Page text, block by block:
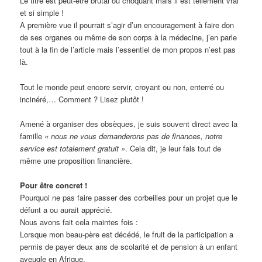
et si simple !
A première vue il pourrait s’agir d’un encouragement à faire don
de ses organes ou même de son corps à la médecine, j’en parle
tout à la fin de l’article mais l’essentiel de mon propos n’est pas
là.
Tout le monde peut encore servir, croyant ou non, enterré ou
incinéré,… Comment ? Lisez plutôt !
Amené à organiser des obsèques, je suis souvent direct avec la
famille « nous ne vous demanderons pas de finances, notre
service est totalement gratuit ». Cela dit, je leur fais tout de
même une proposition financière.
Pour être concret !
Pourquoi ne pas faire passer des corbeilles pour un projet que le
défunt a ou aurait apprécié.
Nous avons fait cela maintes fois :
Lorsque mon beau-père est décédé, le fruit de la participation a
permis de payer deux ans de scolarité et de pension à un enfant
aveugle en Afrique.